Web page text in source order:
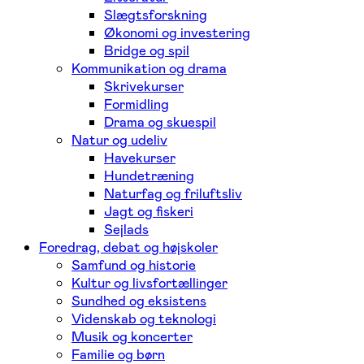
Slægtsforskning
Økonomi og investering
Bridge og spil
Kommunikation og drama
Skrivekurser
Formidling
Drama og skuespil
Natur og udeliv
Havekurser
Hundetræning
Naturfag og friluftsliv
Jagt og fiskeri
Sejlads
Foredrag, debat og højskoler
Samfund og historie
Kultur og livsfortællinger
Sundhed og eksistens
Videnskab og teknologi
Musik og koncerter
Familie og børn